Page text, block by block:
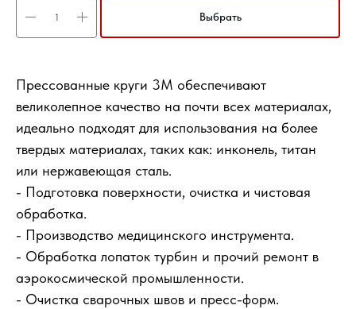
Выбрать
Прессованные круги 3M обеспечивают
великолепное качество на почти всех материалах,
идеально подходят для использования на более
твердых материалах, таких как: инконель, титан
или нержавеющая сталь.
- Подготовка поверхности, очистка и чистовая
обработка.
- Производство медицинского инструмента.
- Обработка лопаток турбин и прочий ремонт в
аэрокосмической промышленности.
- Очистка сварочных швов и пресс-форм.